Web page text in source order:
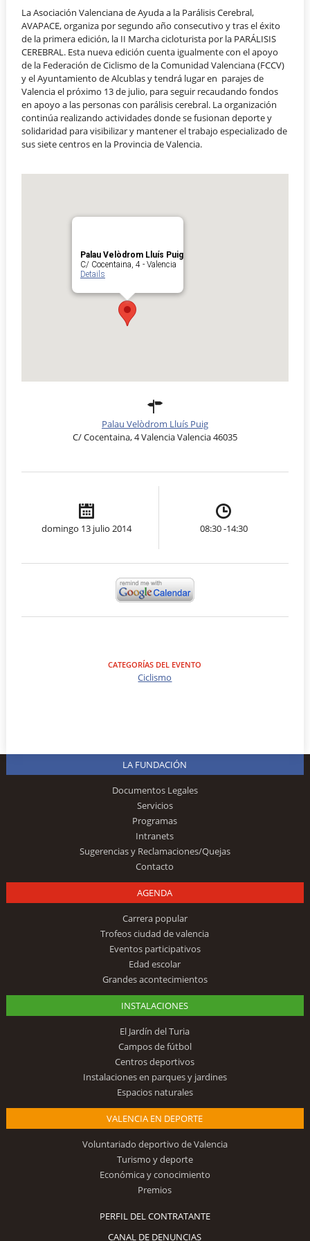
La Asociación Valenciana de Ayuda a la Parálisis Cerebral,
AVAPACE, organiza por segundo año consecutivo y tras el éxito
de la primera edición, la II Marcha cicloturista por la PARÁLISIS
CEREBRAL. Esta nueva edición cuenta igualmente con el apoyo
de la Federación de Ciclismo de la Comunidad Valenciana (FCCV)
y el Ayuntamiento de Alcublas y tendrá lugar en parajes de
Valencia el próximo 13 de julio, para seguir recaudando fondos
en apoyo a las personas con parálisis cerebral. La organización
continúa realizando actividades donde se fusionan deporte y
solidaridad para visibilizar y mantener el trabajo especializado de
sus siete centros en la Provincia de Valencia.
Palau Velòdrom Lluís Puig
C/ Cocentaina, 4 - Valencia
Details
Palau Velòdrom Lluís Puig
C/ Cocentaina, 4 Valencia Valencia 46035
domingo 13 julio 2014 08:30 -14:30
CATEGORÍAS DEL EVENTO
Ciclismo
LA FUNDACIÓN
Documentos Legales
Servicios
Programas
Intranets
Sugerencias y Reclamaciones/Quejas
Contacto
AGENDA
Carrera popular
Trofeos ciudad de valencia
Eventos participativos
Edad escolar
Grandes acontecimientos
INSTALACIONES
El Jardín del Turia
Campos de fútbol
Centros deportivos
Instalaciones en parques y jardines
Espacios naturales
VALENCIA EN DEPORTE
Voluntariado deportivo de Valencia
Turismo y deporte
Económica y conocimiento
Premios
PERFIL DEL CONTRATANTE
CANAL DE DENUNCIAS